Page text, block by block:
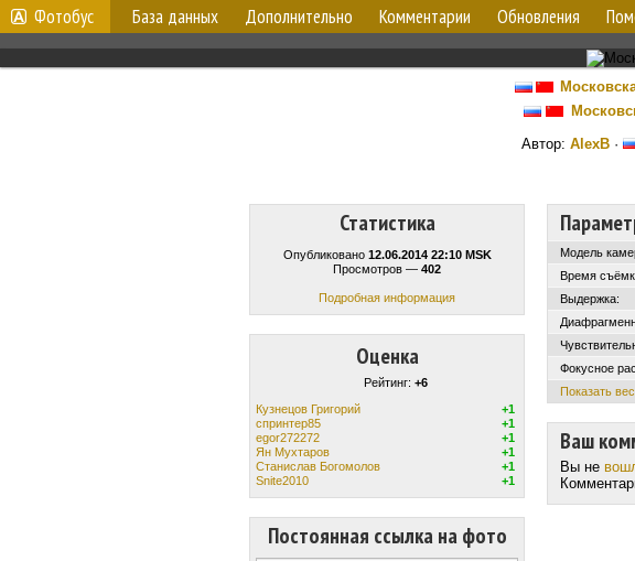
Фотобус База данных Дополнительно Комментарии Обновления
Автор: AlexB·
Статистика
Опубликовано 12.06.2014 22:10 MSK
Просмотров — 402
Подробная информация
Оценка
Рейтинг: +6
Кузнецов Григорий
+1
спринтер85
+1
egor272272
+1
Ян Мухтаров
+1
Станислав Богомолов
+1
Snite2010
+1
Постоянная ссылка на фото
Модель
Время
Выдержка:
Фокусное
Показать
Ваш
Вы не